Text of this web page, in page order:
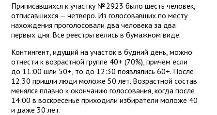
Приписавшихся к участку № 2923 было шесть человек,
отписавшихся — четверо. Из голосовавших по месту
нахождения проголосовали два человека за два
первых дня. Все реестры велись в бумажном виде.
Контингент, идущий на участок в будний день, можно
отнести к возрастной группе 40+ (70%), причем если
до 11:00 шли 50+, то до 12:30 появлялись 60+. После
12:30 пришли люди моложе 50 лет. Возрастной состав
менялся плавно к окончанию голосования, когда после
14:00 в воскресенье приходили избиратели моложе 40
и даже 30 лет.